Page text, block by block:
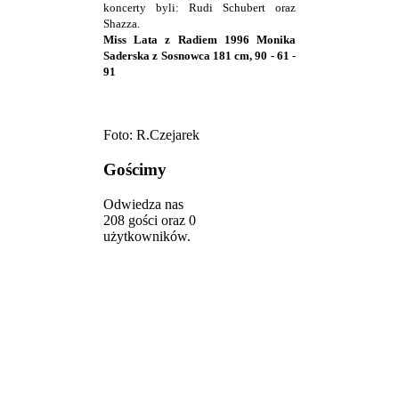
koncerty byli: Rudi Schubert oraz
Shazza.
Miss Lata z Radiem 1996 Monika
Saderska z Sosnowca 181 cm, 90 - 61 -
91
Foto: R.Czejarek
Gościmy
Odwiedza nas
208 gości oraz 0
użytkowników.